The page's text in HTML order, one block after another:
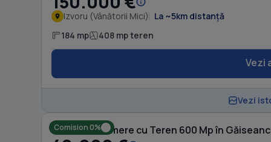
Izvoru (Vânătorii Mici) La ~5km distanță
184 mp 408 mp teren
Vezi
Vezi
Comision 0%
Casă cu 4 camere cu Teren 600 Mp în